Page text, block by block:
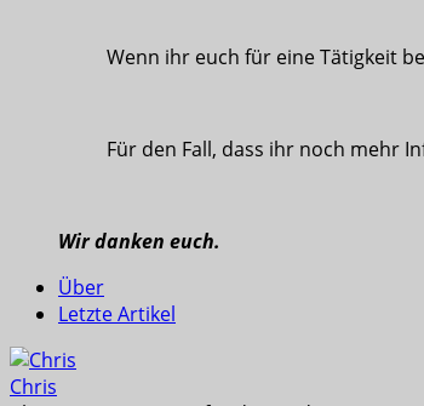
Wenn ihr euch für eine Tätigkeit
Für den Fall, dass ihr noch mehr
Wir danken euch.
Über
Letzte Artikel
Chris